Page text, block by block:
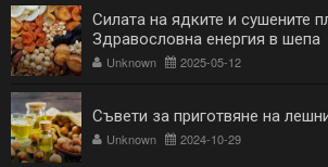
Силата на ядките и сушените
Здравословна енергия в шепа
Unknown 2025-05-12
Съвети за приготвяне на
Unknown 2024-10-29